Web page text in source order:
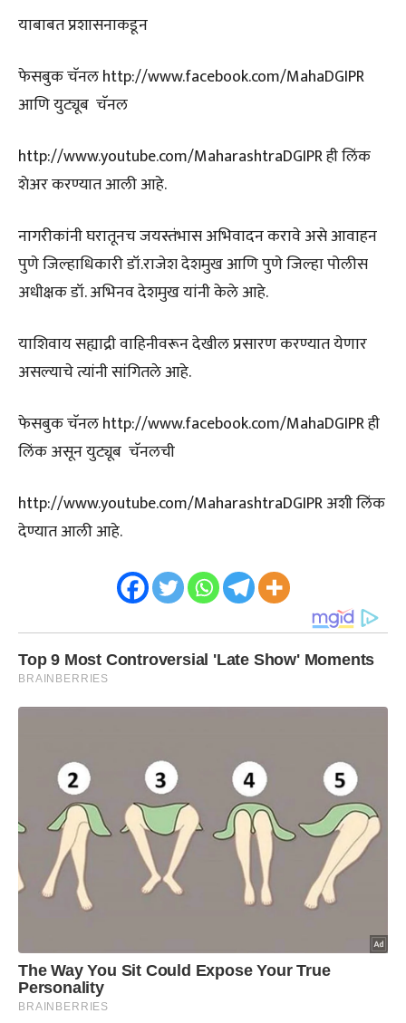
याबाबत प्रशासनाकडून
फेसबुक चॅनल http://www.facebook.com/MahaDGIPR
आणि युट्यूब चॅनल
http://www.youtube.com/MaharashtraDGIPR ही लिंक
शेअर करण्यात आली आहे.
नागरीकांनी घरातूनच जयस्तंभास अभिवादन करावे असे आवाहन
पुणे जिल्हाधिकारी डॉ.राजेश देशमुख आणि पुणे जिल्हा पोलीस
अधीक्षक डॉ. अभिनव देशमुख यांनी केले आहे.
याशिवाय सह्याद्री वाहिनीवरून देखील प्रसारण करण्यात येणार
असल्याचे त्यांनी सांगितले आहे.
फेसबुक चॅनल http://www.facebook.com/MahaDGIPR ही
लिंक असून युट्यूब चॅनलची
http://www.youtube.com/MaharashtraDGIPR अशी लिंक
देण्यात आली आहे.